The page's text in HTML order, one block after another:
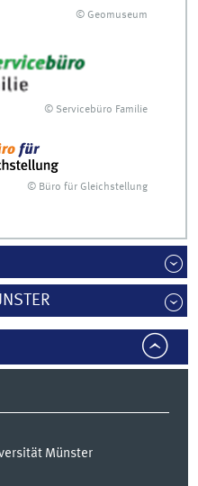
© Geomuseum
© Servicebüro Familie
© Büro für Gleichstellung
Münster